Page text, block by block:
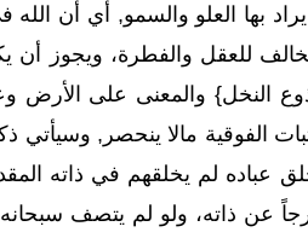
بها العلو والسمو, أي أن الله
للعقل والفطرة، ويجوز
النخل} والمعنى على الأرض
الفوقية مالا ينحصر,
عباده لم يخلقهم في ذاته
عن ذاته، ولو لم يتصف